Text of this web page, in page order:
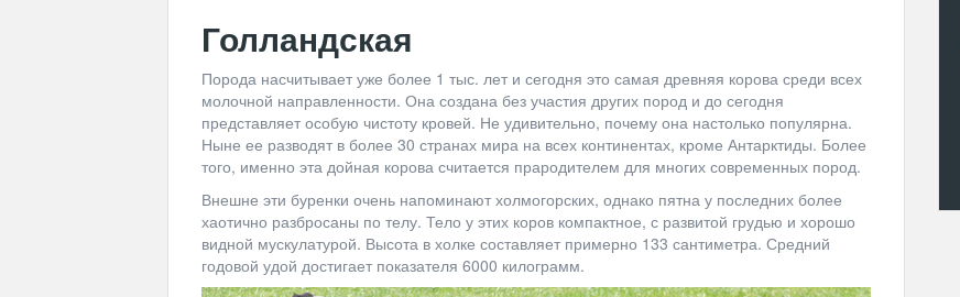
Голландская
Порода насчитывает уже более 1 тыс. лет и сегодня это самая древняя корова среди всех
молочной направленности. Она создана без участия других пород и до сегодня
представляет особую чистоту кровей. Не удивительно, почему она настолько популярна.
Ныне ее разводят в более 30 странах мира на всех континентах, кроме Антарктиды. Более
того, именно эта дойная корова считается прародителем для многих современных пород.
Внешне эти буренки очень напоминают холмогорских, однако пятна у последних более
хаотично разбросаны по телу. Тело у этих коров компактное, с развитой грудью и хорошо
видной мускулатурой. Высота в холке составляет примерно 133 сантиметра. Средний
годовой удой достигает показателя 6000 килограмм.